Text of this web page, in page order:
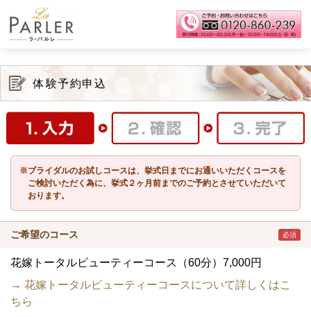
体験予約申込
※ブライダルのお試しコースは、挙式日までにお通いいただくコースを
ご検討いただく為に、挙式２ヶ月前までのご予約とさせていただいて
おります。
ご希望のコース 必須
花嫁トータルビューティーコース（60分）7,000円
→ 花嫁トータルビューティーコースについて詳しくはこ
ちら